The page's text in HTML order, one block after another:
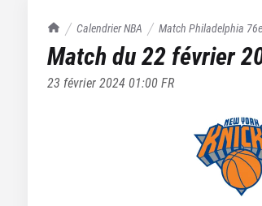
TrashTalk Actu NBA
Calendrier NBA Match Philadelphia
Match du22 février
23 février 2024 01:00FR